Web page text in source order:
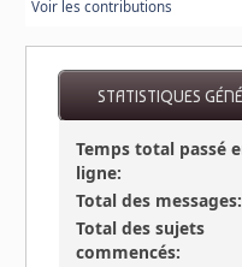
Voir les contributions
STATISTIQUES
Temps total passé
ligne:
Total des messages:
Total des sujets
commencés: